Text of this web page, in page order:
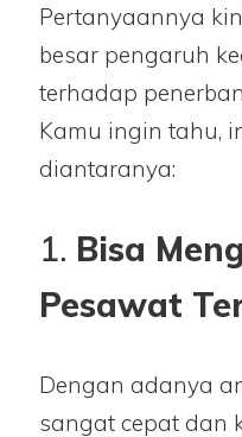
Pertanyaannya
besar pengaruh
terhadap
Kamu ingin tahu,
diantaranya:
1. Bisa
Pesawat
Dengan adanya
sangat cepat dan